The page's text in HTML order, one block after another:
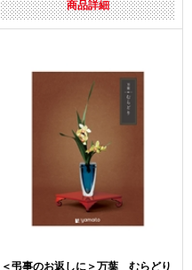
商品詳細
＜弔事のお返しに＞万葉 むらどり